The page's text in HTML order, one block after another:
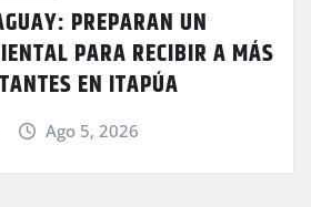
PREPARAN UN
PARA RECIBIR A MÁS
EN ITAPÚA
Ago 5, 2026